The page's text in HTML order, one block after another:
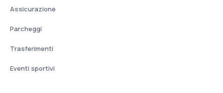
Assicurazione
Parcheggi
Trasferimenti
Eventi sportivi